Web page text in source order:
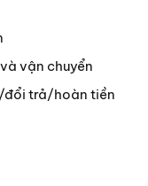
vận chuyển
đổi trả/hoàn tiền